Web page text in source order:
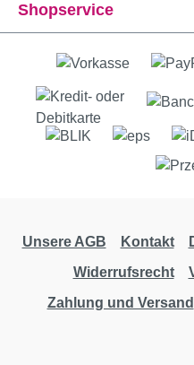
Shopservice
Unsere AGB Kontakt
Widerrufsrecht
Zahlung und Versand